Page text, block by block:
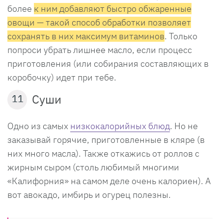
более к ним добавляют быстро обжаренные
овощи — такой способ обработки позволяет
сохранять в них максимум витаминов. Только
попроси убрать лишнее масло, если процесс
приготовления (или собирания составляющих в
коробочку) идет при тебе.
11 Суши
Одно из самых низкокалорийных блюд. Но не
заказывай горячие, приготовленные в кляре (в
них много масла). Также откажись от роллов с
жирным сыром (столь любимый многими
«Калифорния» на самом деле очень калориен). А
вот авокадо, имбирь и огурец полезны.